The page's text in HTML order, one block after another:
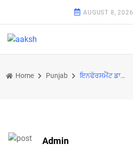
AUGUST 8, 2026
Home Punjab ਇਨਫੋਰਸਮੈਂਟ ਡਾਇਰੈਕਟੋਰੇਟ ਨੇ ਗਮਾਡਾ ਅਧਿਕਾਰੀ ਨੂੰ ਕੀਤਾ ਗ੍ਰਿਫ਼ਤਾਰ
Admin